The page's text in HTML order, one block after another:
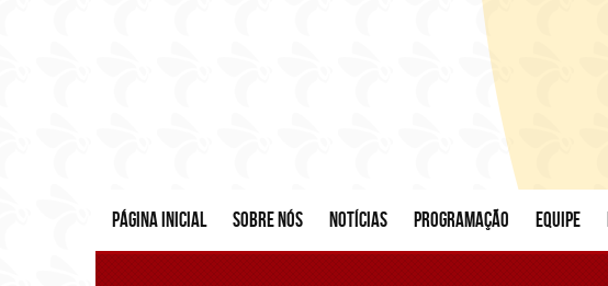
Página inicial Sobre nós Notícias Programação Equipe